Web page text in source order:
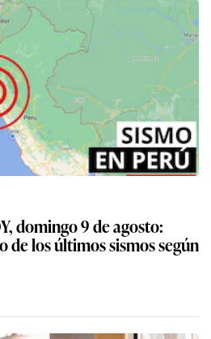
domingo 9 de agosto:
los últimos sismos según